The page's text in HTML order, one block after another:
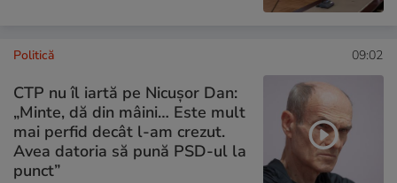
Politică 09:02
CTP nu îl iartă pe Nicușor Dan:
„Minte, dă din mâini… Este mult
mai perfid decât l-am crezut.
Avea datoria să pună PSD-ul la
punct”